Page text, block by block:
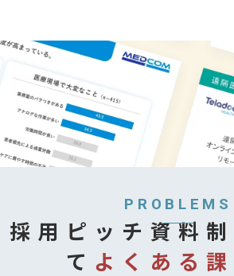
PROBLEMS
採用ピッチ資料
て よくある